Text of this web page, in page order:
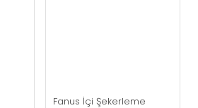
Fanus İçi Şekerleme